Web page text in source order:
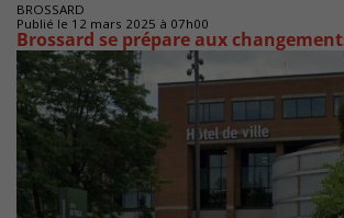
BROSSARD
Publié le 12 mars 2025 à 07h00
Brossard se prépare aux